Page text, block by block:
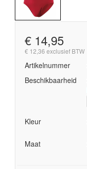
€ 14,95
€ 12,36 exclusief BTW
Artikelnummer
Beschikbaarheid
Kleur
Maat